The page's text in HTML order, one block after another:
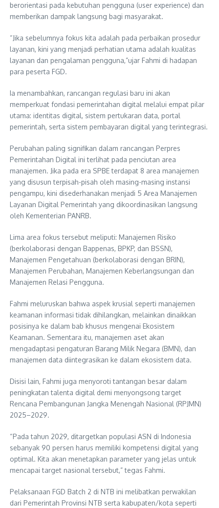
berorientasi pada kebutuhan pengguna (user experience) dan
memberikan dampak langsung bagi masyarakat.
“Jika sebelumnya fokus kita adalah pada perbaikan prosedur
layanan, kini yang menjadi perhatian utama adalah kualitas
layanan dan pengalaman pengguna,”ujar Fahmi di hadapan
para peserta FGD.
Ia menambahkan, rancangan regulasi baru ini akan
memperkuat fondasi pemerintahan digital melalui empat pilar
utama: identitas digital, sistem pertukaran data, portal
pemerintah, serta sistem pembayaran digital yang terintegrasi.
Perubahan paling signifikan dalam rancangan Perpres
Pemerintahan Digital ini terlihat pada penciutan area
manajemen. Jika pada era SPBE terdapat 8 area manajemen
yang disusun terpisah-pisah oleh masing-masing instansi
pengampu, kini disederhanakan menjadi 5 Area Manajemen
Layanan Digital Pemerintah yang dikoordinasikan langsung
oleh Kementerian PANRB.
Lima area fokus tersebut meliputi: Manajemen Risiko
(berkolaborasi dengan Bappenas, BPKP, dan BSSN),
Manajemen Pengetahuan (berkolaborasi dengan BRIN),
Manajemen Perubahan, Manajemen Keberlangsungan dan
Manajemen Relasi Pengguna.
Fahmi meluruskan bahwa aspek krusial seperti manajemen
keamanan informasi tidak dihilangkan, melainkan dinaikkan
posisinya ke dalam bab khusus mengenai Ekosistem
Keamanan. Sementara itu, manajemen aset akan
mengadaptasi pengaturan Barang Milik Negara (BMN), dan
manajemen data diintegrasikan ke dalam ekosistem data.
Disisi lain, Fahmi juga menyoroti tantangan besar dalam
peningkatan talenta digital demi menyongsong target
Rencana Pembangunan Jangka Menengah Nasional (RPJMN)
2025–2029.
“Pada tahun 2029, ditargetkan populasi ASN di Indonesia
sebanyak 90 persen harus memiliki kompetensi digital yang
optimal. Kita akan menetapkan parameter yang jelas untuk
mencapai target nasional tersebut,” tegas Fahmi.
Pelaksanaan FGD Batch 2 di NTB ini melibatkan perwakilan
dari Pemerintah Provinsi NTB serta kabupaten/kota seperti